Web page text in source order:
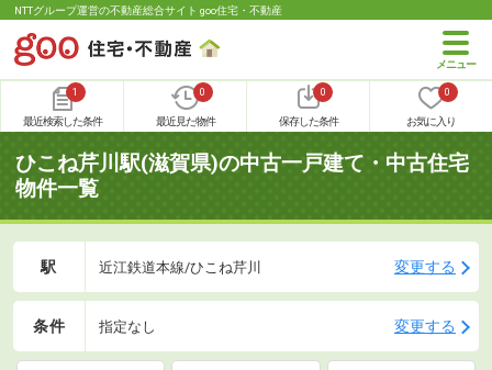
NTTグループ運営の不動産総合サイト goo住宅・不動産
1
最近検索した条件
0
最近見た物件
0
保存した条件
0
お気に入り
ひこね芹川駅(滋賀県)の中古一戸建て・中古住宅
物件一覧
駅 近江鉄道本線/ひこね芹川 変更する
条件 指定なし 変更する